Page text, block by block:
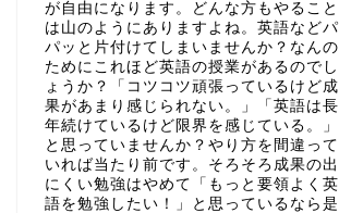
が自由になります。どんな方もやること
は山のようにありますよね。英語などパ
パッと片付けてしまいませんか？なんの
ためにこれほど英語の授業があるのでし
ょうか？「コツコツ頑張っているけど成
果があまり感じられない。」「英語は長
年続けているけど限界を感じている。」
と思っていませんか？やり方を間違って
いれば当たり前です。そろそろ成果の出
にくい勉強はやめて「もっと要領よく英
語を勉強したい！」と思っているなら是